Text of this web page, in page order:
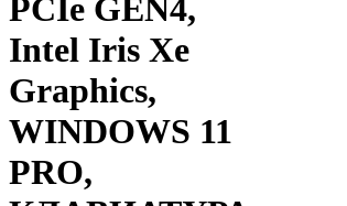
PCIe GEN4,
Intel Iris Xe
Graphics,
WINDOWS 11
PRO,